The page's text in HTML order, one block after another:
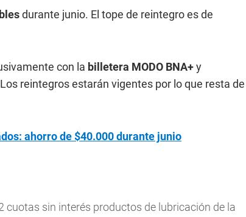
durante junio. El tope de reintegro es de
con la billetera MODO BNA+y
reintegros estarán vigentes por lo que resta de
ahorro de $40.000 durante junio
cuotas sin interés productos de lubricación de la